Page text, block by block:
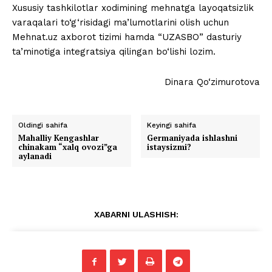
Xususiy tashkilotlar xodimining mehnatga layoqatsizlik
varaqalari to‘g‘risidagi ma’lumotlarini olish uchun
Mehnat.uz axborot tizimi hamda “UZASBO” dasturiy
ta’minotiga integratsiya qilingan bo‘lishi lozim.
Dinara Qo‘zimurotova
Oldingi sahifa
Mahalliy Kengashlar
chinakam “xalq ovozi”ga
aylanadi
Keyingi sahifa
Germaniyada ishlashni
istaysizmi?
XABARNI ULASHISH: